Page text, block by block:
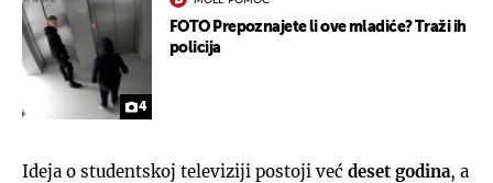
4
FOTO Prepoznajete li ove mladiće? Traži ih
policija
Ideja o studentskoj televiziji postoji već deset godina, a